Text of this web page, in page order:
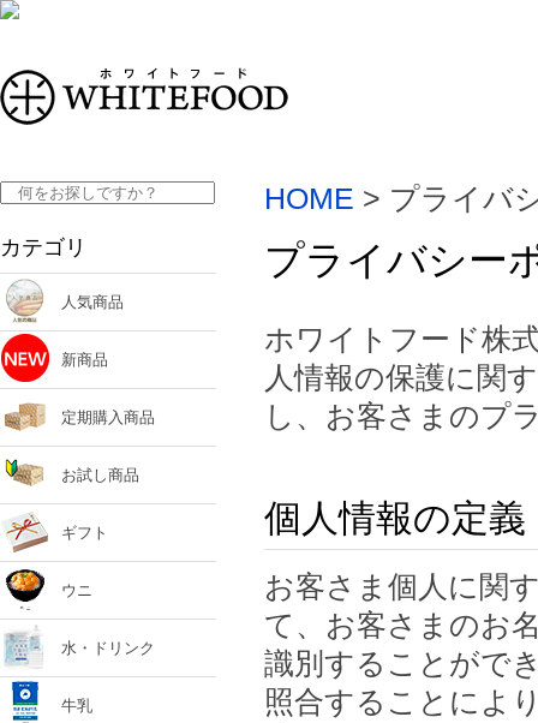
HOME > プライバ
プライバシー
ホワイトフード株
人情報の保護に関
し、お客さまのプ
個人情報の定義
お客さま個人に関
て、お客さまのお
識別することがで
照合することによ
カテゴリ
人気商品
新商品
定期購入商品
お試し商品
ギフト
ウニ
水・ドリンク
牛乳